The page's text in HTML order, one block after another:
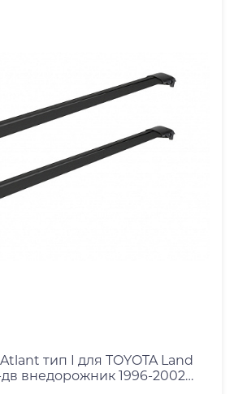
тип I для TOYOTA Land
внедорожник 1996-2002